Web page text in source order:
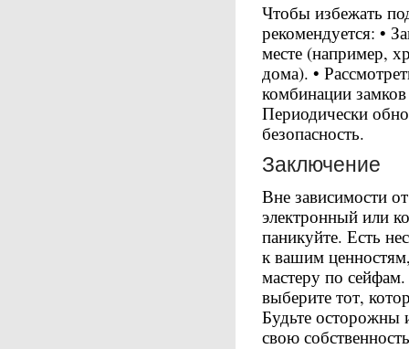
Чтобы избежать
рекомендуется: •
месте (например,
дома). •
комбинации
Периодически
безопасность.
Заключение
Вне зависимости
электронный или
паникуйте. Есть
к вашим
мастеру по
выберите тот,
Будьте осторожны
свою